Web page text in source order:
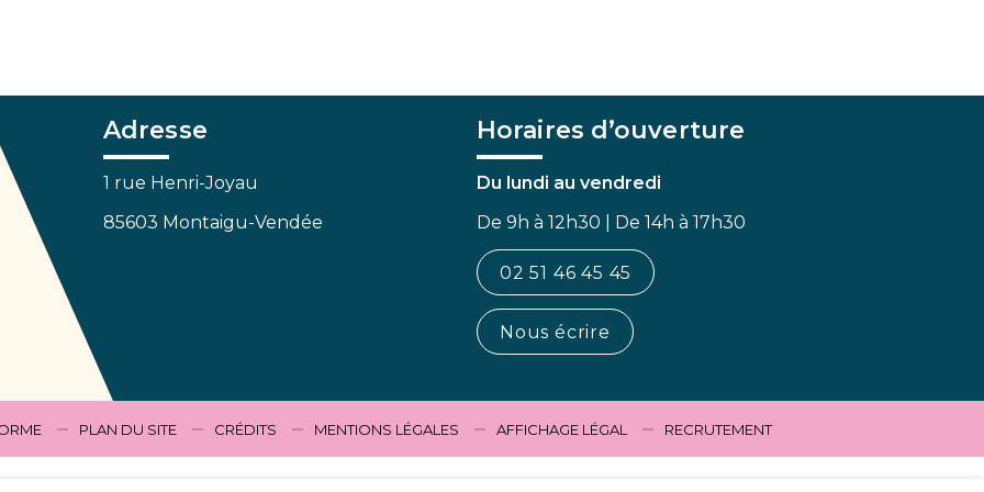
Adresse
1 rue Henri-Joyau
85603 Montaigu-Vendée
Horaires d’ouverture
Du lundi au vendredi
De 9h à 12h30 | De 14h à 17h30
02 51 46 45 45
Nous écrire
PLAN DU SITE CRÉDITS MENTIONS LÉGALES AFFICHAGE LÉGAL RECRUTEMENT